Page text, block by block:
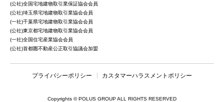
(公社)全国宅地建物取引業保証協会会員
(公社)埼玉県宅地建物取引業協会会員
(一社)千葉県宅地建物取引業協会会員
(公社)東京都宅地建物取引業協会会員
(一社)全国住宅産業協会会員
(公社)首都圏不動産公正取引協議会加盟
プライバシーポリシー カスタマーハラスメントポリシー
Copyrights © POLUS GROUP ALL RIGHTS RESERVED